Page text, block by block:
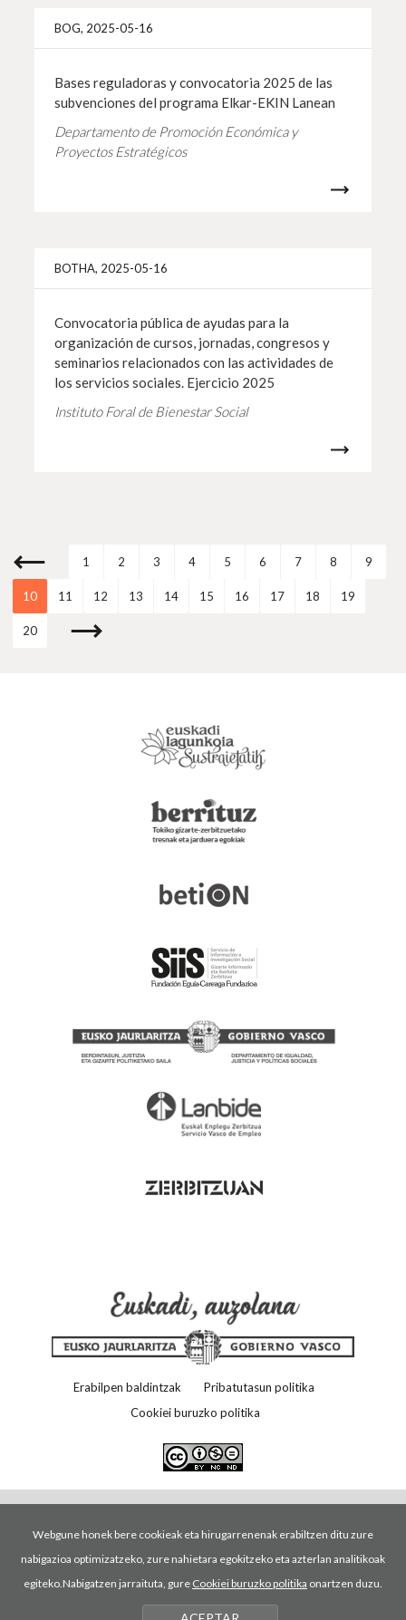
BOG, 2025-05-16
Bases reguladoras y convocatoria 2025 de las
subvenciones del programa Elkar-EKIN Lanean
Departamento de Promoción Económica y
Proyectos Estratégicos
BOTHA, 2025-05-16
Convocatoria pública de ayudas para la
organización de cursos, jornadas, congresos y
seminarios relacionados con las actividades de
los servicios sociales. Ejercicio 2025
Instituto Foral de Bienestar Social
1 2 3 4 5 6 7 8 9
10 11 12 13 14 15 16 17 18 19
20
Erabilpen baldintzak
Pribatutasun politika
Cookiei buruzko politika
Webgune honek bere cookieak eta hirugarrenenak erabiltzen ditu zure
nabigazioa optimizatzeko, zure nahietara egokitzeko eta azterlan analitikoak
egiteko.Nabigatzen jarraituta, gure Cookiei buruzko politika onartzen duzu.